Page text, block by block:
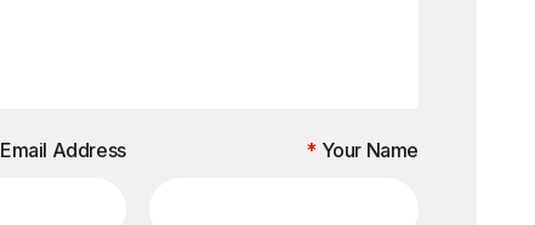
Your Name
*
Email Address